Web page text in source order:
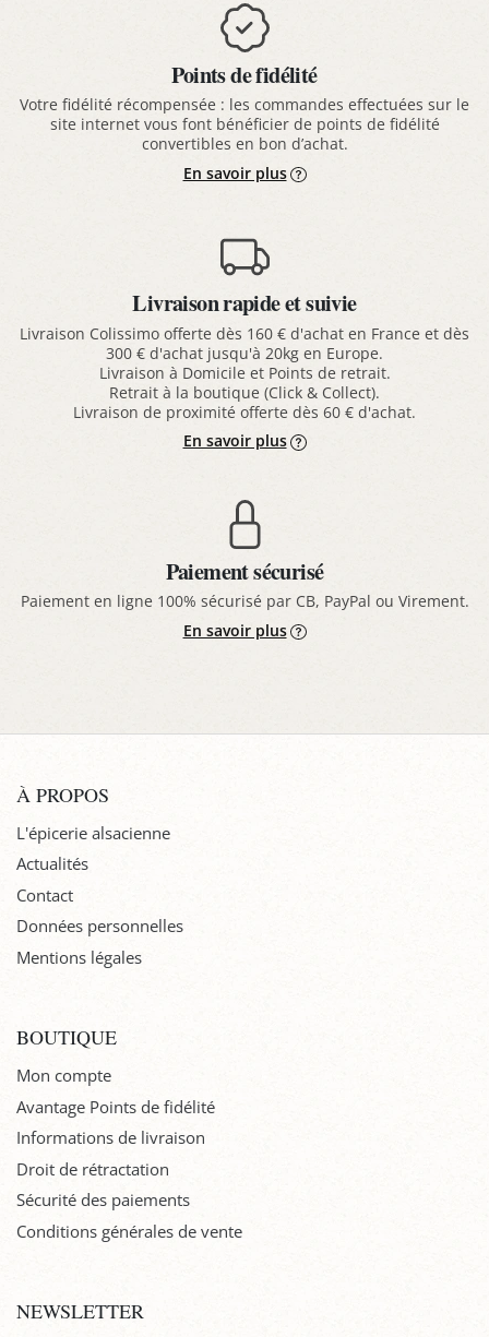
Points de fidélité
Votre fidélité récompensée : les commandes effectuées sur le
site internet vous font bénéficier de points de fidélité
convertibles en bon d’achat.
En savoir plus
Livraison rapide et suivie
Livraison Colissimo offerte dès 160 € d'achat en France et dès
300 € d'achat jusqu'à 20kg en Europe.
Livraison à Domicile et Points de retrait.
Retrait à la boutique (Click & Collect).
Livraison de proximité offerte dès 60 € d'achat.
En savoir plus
Paiement sécurisé
Paiement en ligne 100% sécurisé par CB, PayPal ou Virement.
En savoir plus
À PROPOS
L'épicerie alsacienne
Actualités
Contact
Données personnelles
Mentions légales
BOUTIQUE
Mon compte
Avantage Points de fidélité
Informations de livraison
Droit de rétractation
Sécurité des paiements
Conditions générales de vente
NEWSLETTER